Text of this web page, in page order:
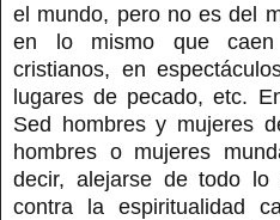
el mundo, pero no es del
en lo mismo que
cristianos, en
lugares de pecado, etc.
Sed hombres y mujeres
hombres o mujeres
decir, alejarse de todo
contra la espiritualidad